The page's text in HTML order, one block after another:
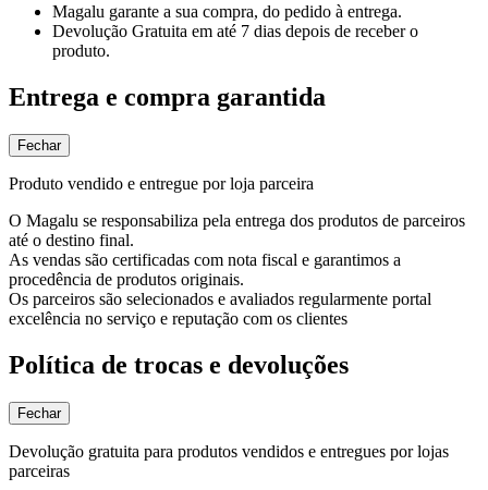
Magalu garante a sua compra, do pedido à entrega.
Devolução Gratuita em até 7 dias depois de receber o
produto.
Entrega e compra garantida
Fechar
Produto vendido e entregue por loja parceira
O Magalu se responsabiliza pela entrega dos produtos de parceiros
até o destino final.
As vendas são certificadas com nota fiscal e garantimos a
procedência de produtos originais.
Os parceiros são selecionados e avaliados regularmente portal
excelência no serviço e reputação com os clientes
Política de trocas e devoluções
Fechar
Devolução gratuita para produtos vendidos e entregues por lojas
parceiras